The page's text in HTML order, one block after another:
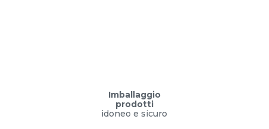
Imballaggio
prodotti
idoneo e sicuro